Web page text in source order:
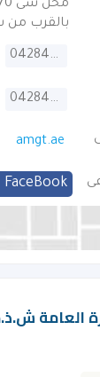
بالقرب من
042843444
042843111
amgt.ae
FaceBook
العامة